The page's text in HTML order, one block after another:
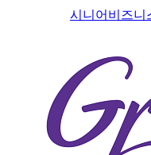
시니어비즈니